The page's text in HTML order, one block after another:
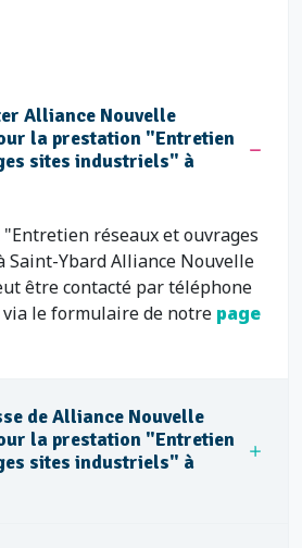
Alliance Nouvelle
la prestation "Entretien
sites industriels" à
réseaux et ouvrages
Ybard Alliance Nouvelle
être contacté par téléphone
via le formulaire de notre page
de Alliance Nouvelle
la prestation "Entretien
sites industriels" à